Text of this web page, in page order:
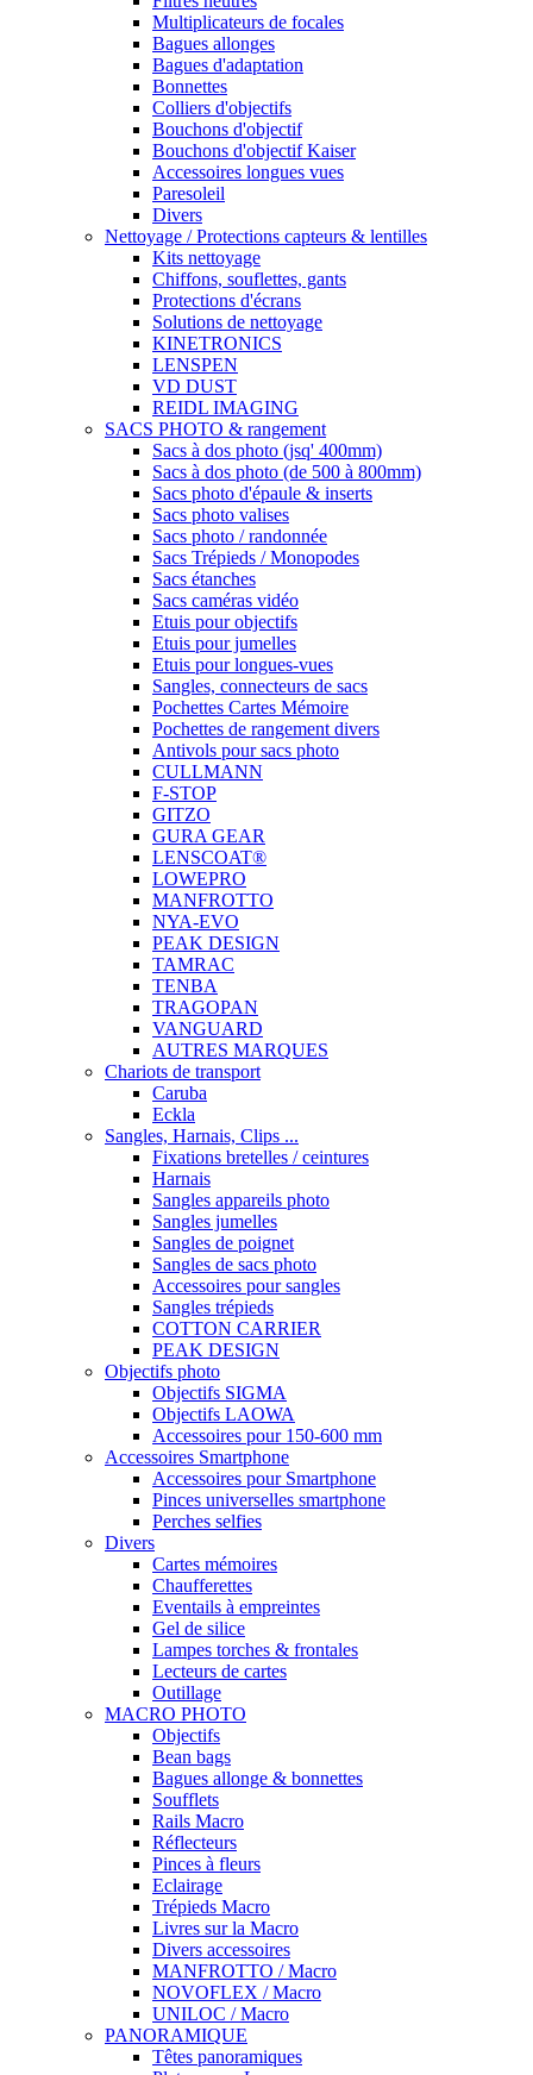
Multiplicateurs de focales
Bagues allonges
Bagues d'adaptation
Bonnettes
Colliers d'objectifs
Bouchons d'objectif
Bouchons d'objectif Kaiser
Accessoires longues vues
Paresoleil
Divers
Nettoyage / Protections capteurs & lentilles
Kits nettoyage
Chiffons, souflettes, gants
Protections d'écrans
Solutions de nettoyage
KINETRONICS
LENSPEN
VD DUST
REIDL IMAGING
SACS PHOTO & rangement
Sacs à dos photo (jsq' 400mm)
Sacs à dos photo (de 500 à 800mm)
Sacs photo d'épaule & inserts
Sacs photo valises
Sacs photo / randonnée
Sacs Trépieds / Monopodes
Sacs étanches
Sacs caméras vidéo
Etuis pour objectifs
Etuis pour jumelles
Etuis pour longues-vues
Sangles, connecteurs de sacs
Pochettes Cartes Mémoire
Pochettes de rangement divers
Antivols pour sacs photo
CULLMANN
F-STOP
GITZO
GURA GEAR
LENSCOAT®
LOWEPRO
MANFROTTO
NYA-EVO
PEAK DESIGN
TAMRAC
TENBA
TRAGOPAN
VANGUARD
AUTRES MARQUES
Chariots de transport
Caruba
Eckla
Sangles, Harnais, Clips ...
Fixations bretelles / ceintures
Harnais
Sangles appareils photo
Sangles jumelles
Sangles de poignet
Sangles de sacs photo
Accessoires pour sangles
Sangles trépieds
COTTON CARRIER
PEAK DESIGN
Objectifs photo
Objectifs SIGMA
Objectifs LAOWA
Accessoires pour 150-600 mm
Accessoires Smartphone
Accessoires pour Smartphone
Pinces universelles smartphone
Perches selfies
Divers
Cartes mémoires
Chaufferettes
Eventails à empreintes
Gel de silice
Lampes torches & frontales
Lecteurs de cartes
Outillage
MACRO PHOTO
Objectifs
Bean bags
Bagues allonge & bonnettes
Soufflets
Rails Macro
Réflecteurs
Pinces à fleurs
Eclairage
Trépieds Macro
Livres sur la Macro
Divers accessoires
MANFROTTO / Macro
NOVOFLEX / Macro
UNILOC / Macro
PANORAMIQUE
Têtes panoramiques